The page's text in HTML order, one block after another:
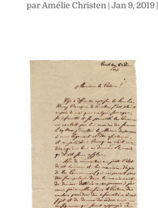
parAmélie Christen | Jan 9, 2019|